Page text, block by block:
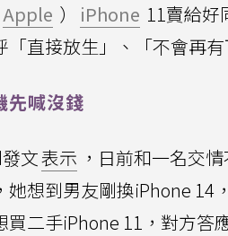
Apple ） iPhone 11賣給好
「直接放生」、「不會再
先喊沒錢
文表示 ，日前和一名交
她想到男友剛換iPhone
買二手iPhone 11，對方